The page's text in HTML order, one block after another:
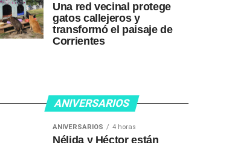
Una red vecinal protege
gatos callejeros y
transformó el paisaje de
Corrientes
ANIVERSARIOS
ANIVERSARIOS 4 horas
Nélida y Héctor están